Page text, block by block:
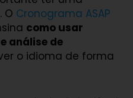
O Cronograma ASAP
como usar
análise de
o idioma de forma